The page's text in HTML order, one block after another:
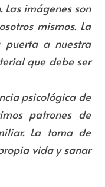
imágenes son
mismos. La
puerta a nuestra
que debe ser
psicológica de
patrones de
La toma de
vida y sanar